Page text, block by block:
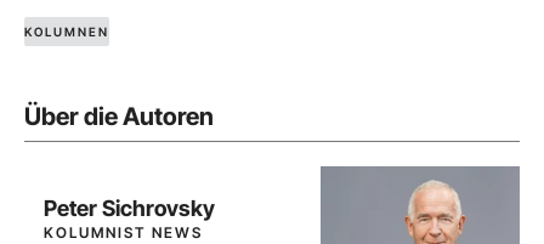
KOLUMNEN
Über die Autoren
Peter Sichrovsky
KOLUMNIST NEWS